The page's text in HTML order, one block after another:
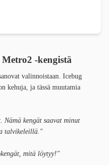
-kengistä
valinnoistaan. Icebug
kehuja, ja tässä muutamia
kengät saavat minut
talvikeleillä."
mitä löytyy!"